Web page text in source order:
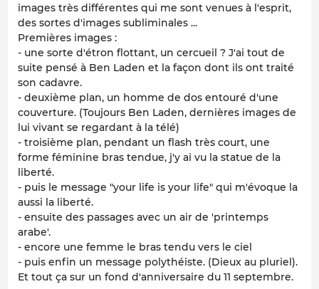
images très différentes qui me sont venues à l'esprit,
des sortes d'images subliminales ...
Premières images :
- une sorte d'étron flottant, un cercueil ? J'ai tout de
suite pensé à Ben Laden et la façon dont ils ont traité
son cadavre.
- deuxième plan, un homme de dos entouré d'une
couverture. (Toujours Ben Laden, dernières images de
lui vivant se regardant à la télé)
- troisième plan, pendant un flash très court, une
forme féminine bras tendue, j'y ai vu la statue de la
liberté.
- puis le message "your life is your life" qui m'évoque la
aussi la liberté.
- ensuite des passages avec un air de 'printemps
arabe'.
- encore une femme le bras tendu vers le ciel
- puis enfin un message polythéiste. (Dieux au pluriel).
Et tout ça sur un fond d'anniversaire du 11 septembre.